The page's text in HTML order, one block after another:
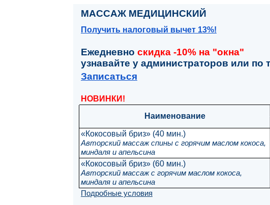
МАССАЖ МЕДИЦИНСКИЙ
Получить налоговый вычет 13%!
Ежедневно скидка -10% на "окна"
узнавайте у администраторов или по
Записаться
НОВИНКИ!
Наименование
«Кокосовый бриз» (40 мин.)
Авторский массаж спины с горячим маслом кокоса,
миндаля и апельсина
«Кокосовый бриз» (60 мин.)
Авторский массаж с горячим маслом кокоса,
миндаля и апельсина
Подробные условия